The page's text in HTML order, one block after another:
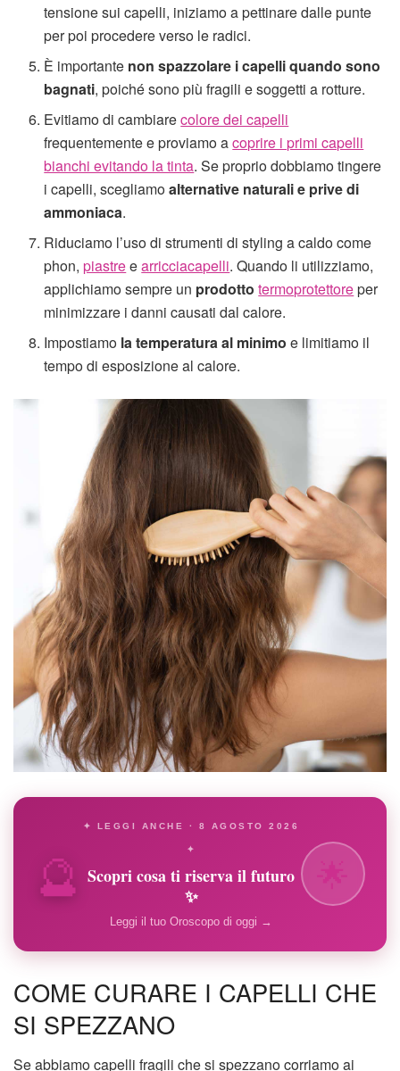
tensione sui capelli, iniziamo a pettinare dalle punte
per poi procedere verso le radici.
È importante non spazzolare i capelli quando sono
bagnati, poiché sono più fragili e soggetti a rotture.
Evitiamo di cambiarecolore dei capelli
frequentemente e proviamo acoprire i primi capelli
bianchi evitando la tinta. Se proprio dobbiamo tingere
i capelli, scegliamoalternative naturali e prive di
ammoniaca.
Riduciamo l’uso di strumenti di styling a caldo come
phon,piastreearricciacapelli. Quando li utilizziamo,
applichiamo sempre un prodottotermoprotettoreper
minimizzare i danni causati dal calore.
Impostiamo la temperatura al minimo e limitiamo il
tempo di esposizione al calore.
🔮
✦ LEGGI ANCHE · 8 AGOSTO 2026
✦
Scopri cosa ti riserva il futuro
✨
Leggi il tuo Oroscopo di oggi →
COME CURARE I CAPELLI CHE
SI SPEZZANO
Se abbiamo capelli fragili che si spezzano corriamo ai